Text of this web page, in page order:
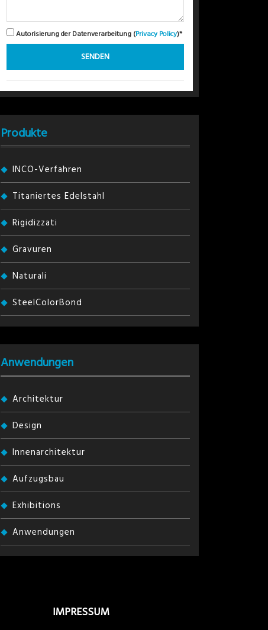
Autorisierung der Datenverarbeitung (Privacy Policy)*
Produkte
INCO-Verfahren
Titaniertes Edelstahl
Rigidizzati
Gravuren
Naturali
SteelColorBond
Anwendungen
Architektur
Design
Innenarchitektur
Aufzugsbau
Exhibitions
Anwendungen
IMPRESSUM